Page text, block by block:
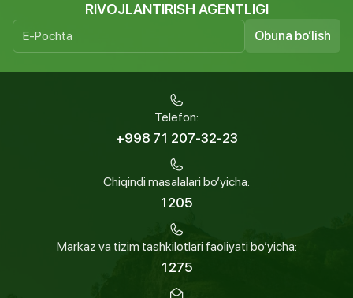
RIVOJLANTIRISH AGENTLIGI
Obuna bo’lish
Telefon:
+998 71 207-32-23
Chiqindi masalalari bo’yicha:
1205
Markaz va tizim tashkilotlari faoliyati bo’yicha:
1275